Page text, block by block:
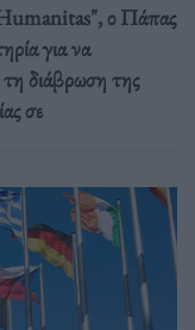
ο Πάπας
για να
τη διάβρωση της
σε